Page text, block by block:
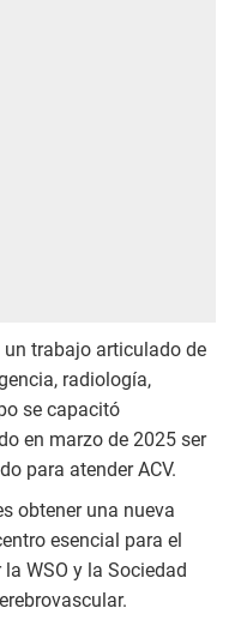
trabajo articulado de
radiología,
se capacitó
en marzo de 2025 ser
para atender ACV.
obtener una nueva
esencial para el
WSO y la Sociedad